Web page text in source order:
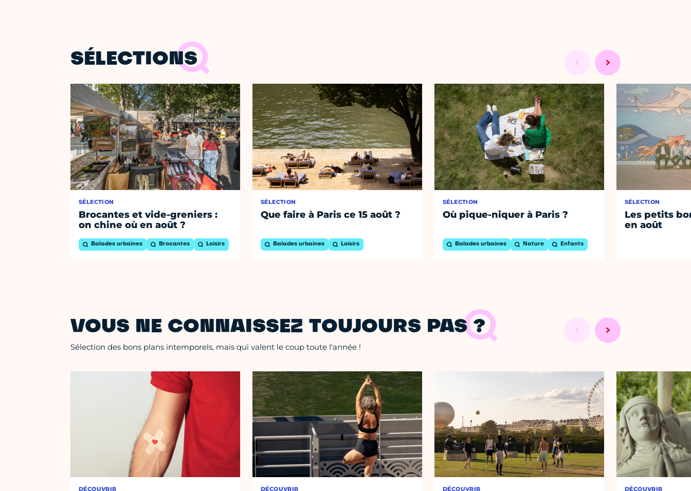
SÉLECTIONS
SÉLECTION
Brocantes et vide-greniers :
on chine où en août ?
Balades urbaines Brocantes Loisirs
SÉLECTION
Que faire à Paris ce 15 août ?
Balades urbaines Loisirs
SÉLECTION
Où pique-niquer à Paris ?
Balades urbaines Nature Enfants
SÉLECTION
Les petits
en août
VOUS NE CONNAISSEZ TOUJOURS PAS ?
Sélection des bons plans intemporels, mais qui valent le coup toute l'année !
DÉCOUVRIR DÉCOUVRIR DÉCOUVRIR DÉCOUVRIR